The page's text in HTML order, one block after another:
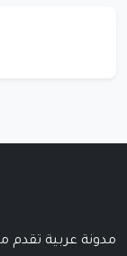
مدونة عربية تقدم